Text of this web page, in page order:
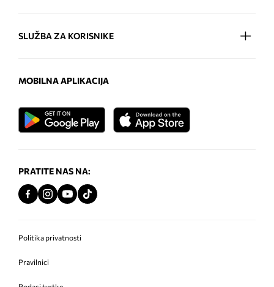
SLUŽBA ZA KORISNIKE
MOBILNA APLIKACIJA
PRATITE NAS NA:
Politika privatnosti
Pravilnici